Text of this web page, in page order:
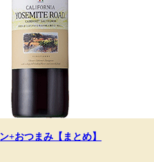
+おつまみ【まとめ】